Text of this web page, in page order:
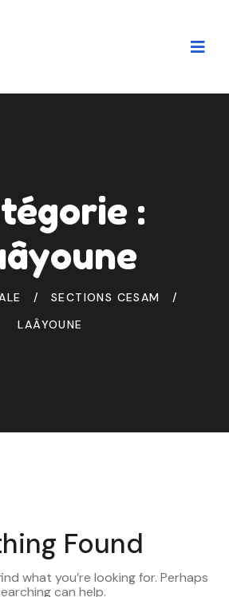
:
SECTIONS CESAM
LAÂYOUNE
Found
what you’re looking for. Perhaps
can help.